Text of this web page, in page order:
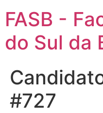
FASB -
do Sul da
#727